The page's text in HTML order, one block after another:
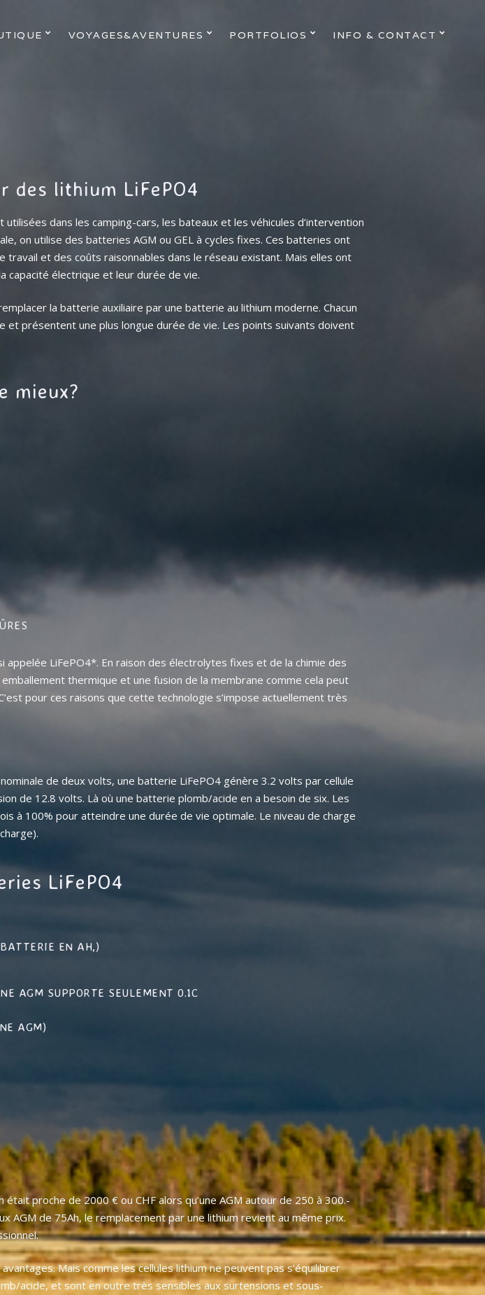
VOYAGES&AVENTURES PORTFOLIOS INFO & CONTACT
des lithium LiFePO4
dans les camping-cars, les bateaux et les véhicules d’intervention
on utilise des batteries AGM ou GEL à cycles fixes. Ces batteries ont
et des coûts raisonnables dans le réseau existant. Mais elles ont
capacité électrique et leur durée de vie.
la batterie auxiliaire par une batterie au lithium moderne. Chacun
présentent une plus longue durée de vie. Les points suivants doivent
mieux?
appelée LiFePO4*. En raison des électrolytes fixes et de la chimie des
thermique et une fusion de la membrane comme cela peut
pour ces raisons que cette technologie s’impose actuellement très
de deux volts, une batterie LiFePO4 génère 3.2 volts par cellule
de 12.8 volts. Là où une batterie plomb/acide en a besoin de six. Les
à 100% pour atteindre une durée de vie optimale. Le niveau de charge
LiFePO4
EN AH,)
AGM SUPPORTE SEULEMENT 0.1C
AGM)
proche de 2000 € ou CHF alors qu’une AGM autour de 250 à 300.-
AGM de 75Ah, le remplacement par une lithium revient au même prix.
Mais comme les cellules lithium ne peuvent pas s’équilibrer
acide, et sont en outre très sensibles aux surtensions et sous-